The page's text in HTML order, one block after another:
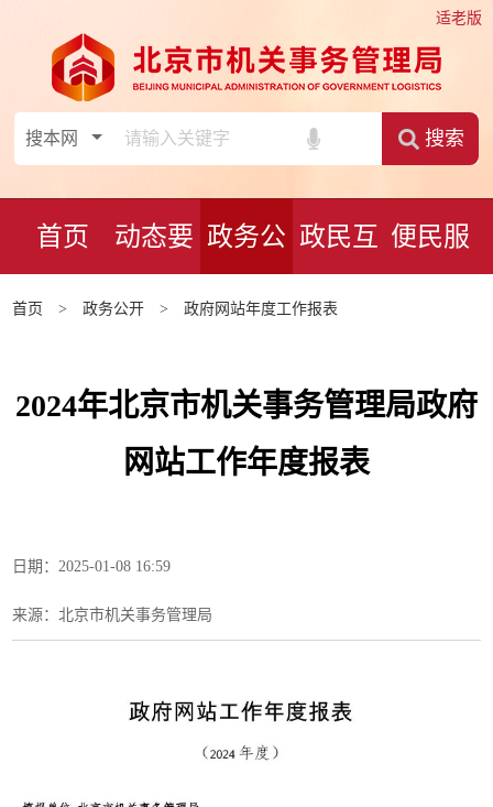
适老版
搜索
首页 动态要
闻
政务公
开
政民互
动
便民服
首页 >政务公开 >政府网站年度工作报表
2024年北京市机关事务管理局政府
网站工作年度报表
日期：2025-01-08 16:59
来源：​北京市机关事务管理局